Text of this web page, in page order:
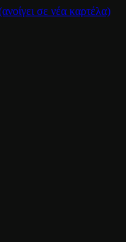
σε νέα καρτέλα)